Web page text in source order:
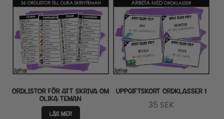
GRATISMATERIAL
EXPANDERA
UNDERMENY
BUTIK
LICENSER
EXPANDERA
UNDERMENY
TIPSHÖRNAN
ORDLISTOR FÖR ATT SKRIVA OM
OLIKA TEMAN
LÄS MER
UPPGIFTSKORT ORDKLASSER 1
35 SEK